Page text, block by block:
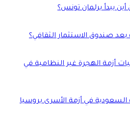
يبدأ برلمان تونس؟
صندوق الاستثمار الثقافي؟
أزمة الهجرة غير النظامية في
السعودية في أزمة الأسرى بروسيا